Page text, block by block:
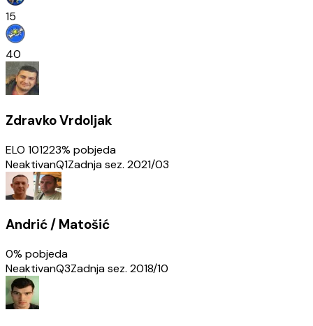
15
40
Zdravko Vrdoljak
ELO 101223% pobjeda
NeaktivanQ1Zadnja sez. 2021/03
Andrić / Matošić
0% pobjeda
NeaktivanQ3Zadnja sez. 2018/10